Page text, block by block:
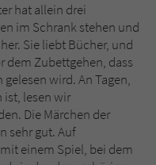
hat allein drei
im Schrank stehen und
Sie liebt Bücher, und
dem Zubettgehen, dass
wird. An Tagen,
ist, lesen wir
Die Märchen der
sehr gut. Auf
einem Spiel, bei dem